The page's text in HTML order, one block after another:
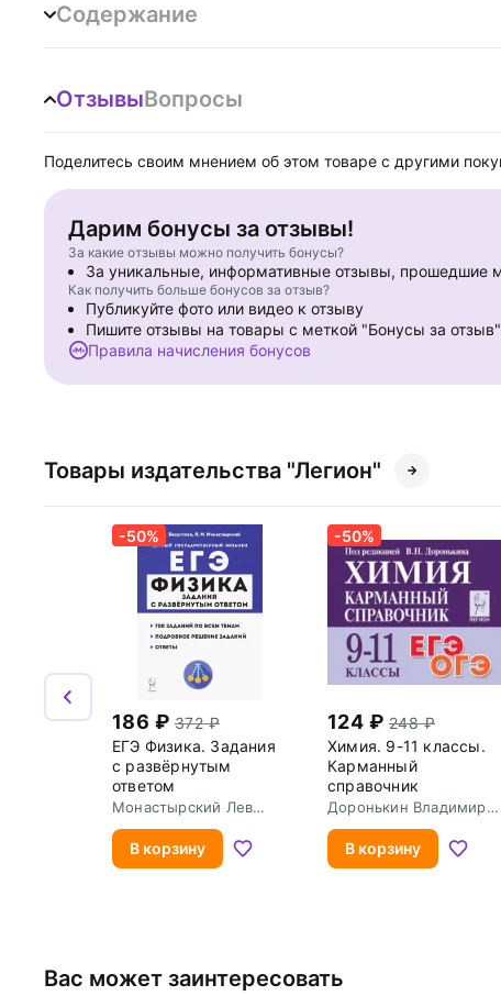
Содержание
ОтзывыВопросы
Поделитесь своим мнением об этом товаре с другими
Дарим бонусы за отзывы!
За какие отзывы можно получить бонусы?
За уникальные, информативные отзывы, прошедшие
Как получить больше бонусов за отзыв?
Публикуйте фото или видео к отзыву
Пишите отзывы на товары с меткой "Бонусы за отзыв"
Правила начисления бонусов
Товары издательства "Легион"
-50%
186
372
ЕГЭ Физика. Задания
с развёрнутым
ответом
Монастырский Лев
Михайлович
В корзину
-50%
124
248
Химия. 9-11 классы.
Карманный
справочник
Доронькин Владимир
Николаевич
В корзину
Вас может заинтересовать